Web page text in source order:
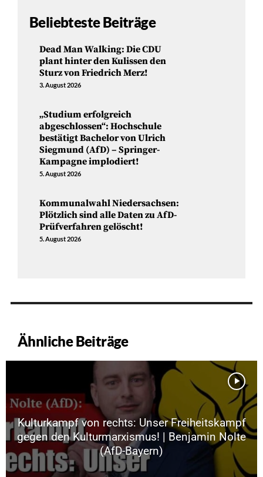
Beliebteste Beiträge
Dead Man Walking: Die CDU
plant hinter den Kulissen den
Sturz von Friedrich Merz!
3. August 2026
„Studium erfolgreich
abgeschlossen“: Hochschule
bestätigt Bachelor von Ulrich
Siegmund (AfD) – Springer-
Kampagne implodiert!
5. August 2026
Kommunalwahl Niedersachsen:
Plötzlich sind alle Daten zu AfD-
Prüfverfahren gelöscht!
5. August 2026
Ähnliche Beiträge
Kulturkampf von rechts: Unser Freiheitskampf
gegen den Kulturmarxismus! | Benjamin Nolte
(AfD-Bayern)